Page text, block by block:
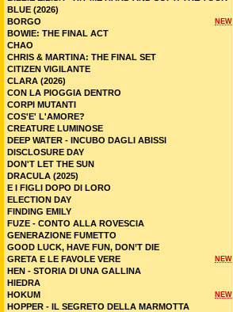
BLUE (2026)
NEW
BORGO
BOWIE: THE FINAL ACT
CHAO
CHRIS & MARTINA: THE FINAL SET
CITIZEN VIGILANTE
CLARA (2026)
CON LA PIOGGIA DENTRO
CORPI MUTANTI
COS'E' L'AMORE?
CREATURE LUMINOSE
DEEP WATER - INCUBO DAGLI ABISSI
DISCLOSURE DAY
DON'T LET THE SUN
DRACULA (2025)
E I FIGLI DOPO DI LORO
ELECTION DAY
FINDING EMILY
FUZE - CONTO ALLA ROVESCIA
GENERAZIONE FUMETTO
GOOD LUCK, HAVE FUN, DON’T DIE
NEW
GRETA E LE FAVOLE VERE
HEN - STORIA DI UNA GALLINA
HIEDRA
NEW
HOKUM
HOPPER - IL SEGRETO DELLA MARMOTTA